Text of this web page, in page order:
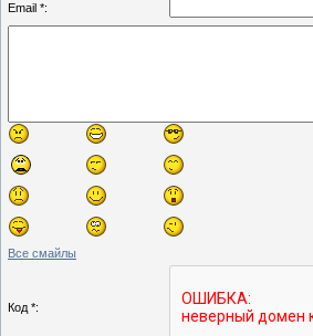
Email *:
Все смайлы
Код *: